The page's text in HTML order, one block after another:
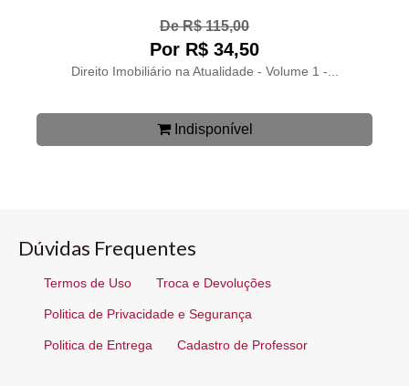
De R$ 115,00
Por R$ 34,50
Direito Imobiliário na Atualidade - Volume 1 -...
Indisponível
Dúvidas Frequentes
Termos de Uso Troca e Devoluções
Politica de Privacidade e Segurança
Politica de Entrega Cadastro de Professor